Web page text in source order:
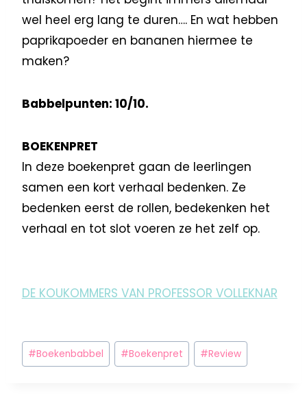
wel heel erg lang te duren…. En wat hebben
paprikapoeder en bananen hiermee te
maken?
Babbelpunten: 10/10.
BOEKENPRET
In deze boekenpret gaan de leerlingen
samen een kort verhaal bedenken. Ze
bedenken eerst de rollen, bedekenken het
verhaal en tot slot voeren ze het zelf op.
DE KOUKOMMERS VAN PROFESSOR VOLLEKNAR
#Boekenbabbel #Boekenpret #Review